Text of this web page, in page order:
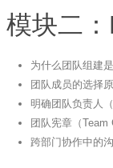
模块二
为什么团队组建
团队成员的选择
明确团队负责人
团队宪章（Team
跨部门协作中的